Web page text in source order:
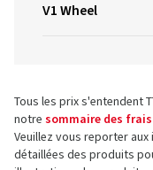
V1 Wheel
Tous les prix s'entendent
notre sommaire des
Veuillez vous reporter
détaillées des produits